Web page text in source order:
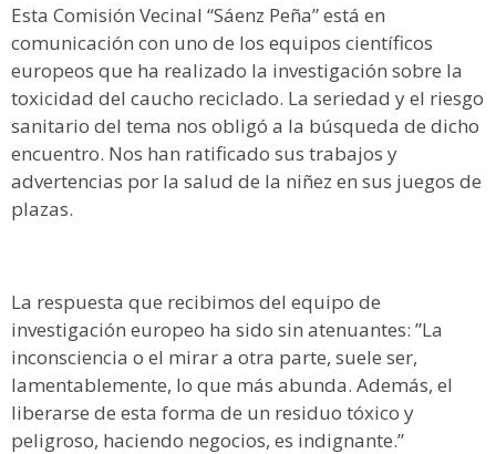
Esta Comisión Vecinal “Sáenz Peña” está en
comunicación con uno de los equipos científicos
europeos que ha realizado la investigación sobre la
toxicidad del caucho reciclado. La seriedad y el riesgo
sanitario del tema nos obligó a la búsqueda de dicho
encuentro. Nos han ratificado sus trabajos y
advertencias por la salud de la niñez en sus juegos de
plazas.
La respuesta que recibimos del equipo de
investigación europeo ha sido sin atenuantes: ”La
inconsciencia o el mirar a otra parte, suele ser,
lamentablemente, lo que más abunda. Además, el
liberarse de esta forma de un residuo tóxico y
peligroso, haciendo negocios, es indignante.”